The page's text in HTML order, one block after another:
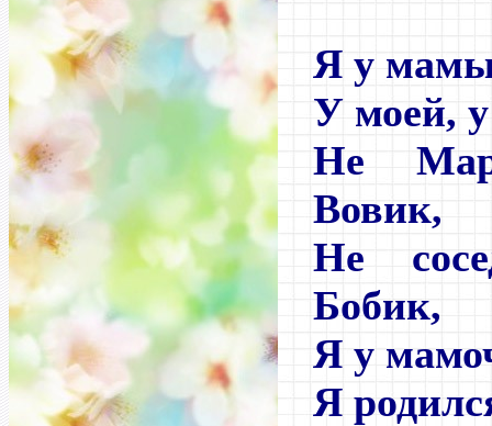
Я у
У моей,
Не
Вовик,
Не
Бобик,
Я у
Я